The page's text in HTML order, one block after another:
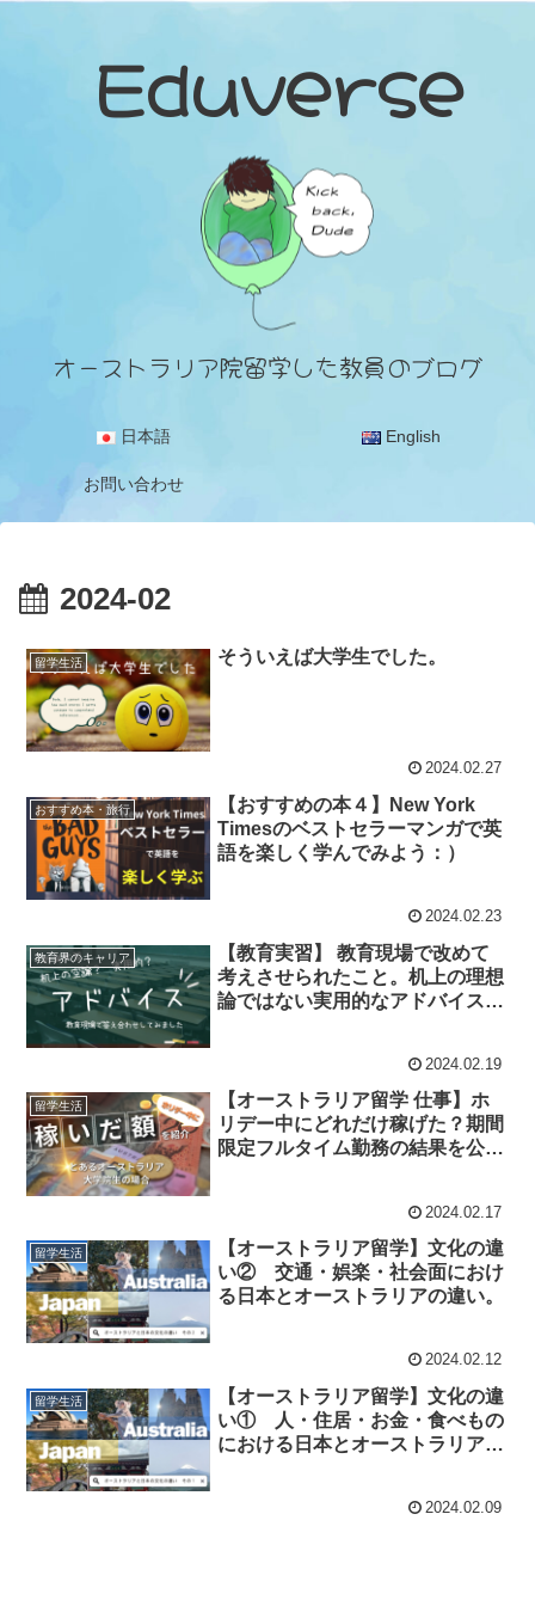
Eduverse
オーストラリア院留学した教員のブログ
日本語 English
お問い合わせ
2024-02
留学生活 そういえば大学生でした。
2024.02.27
おすすめ本・旅行
【おすすめの本４】New York
Timesのベストセラーマンガで英
語を楽しく学んでみよう：）
2024.02.23
教育界のキャリア
【教育実習】 教育現場で改めて
考えさせられたこと。机上の理想
論ではない実用的なアドバイスと
2024.02.19
留学生活
【オーストラリア留学 仕事】ホ
リデー中にどれだけ稼げた？期間
限定フルタイム勤務の結果を公
2024.02.17
留学生活
【オーストラリア留学】文化の違
い② 交通・娯楽・社会面におけ
る日本とオーストラリアの違い。
2024.02.12
留学生活
【オーストラリア留学】文化の違
い① 人・住居・お金・食べもの
における日本とオーストラリアの
2024.02.09